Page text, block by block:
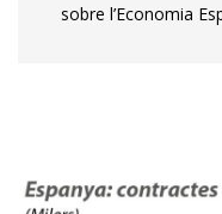
sobre l’Economia